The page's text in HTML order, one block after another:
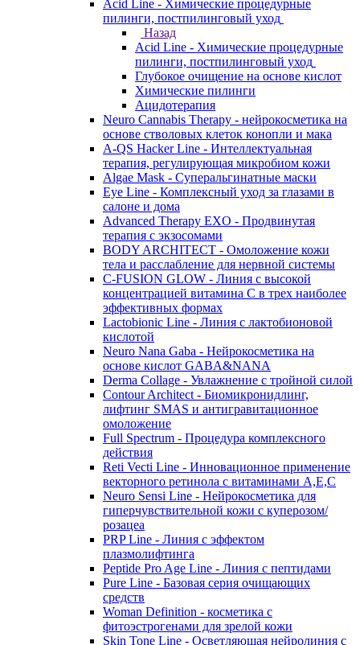
Acid Line - Химические процедурные
пилинги, постпилинговый уход
Назад
Acid Line - Химические процедурные
пилинги, постпилинговый уход
Глубокое очищение на основе кислот
Химические пилинги
Ацидотерапия
Neuro Cannabis Therapy - нейрокосметика на
основе стволовых клеток конопли и мака
A-QS Hacker Line - Интеллектуальная
терапия, регулирующая микробиом кожи
Algae Mask - Суперальгинатные маски
Eye Line - Комплексный уход за глазами в
салоне и дома
Advanced Therapy EXO - Продвинутая
терапия с экзосомами
BODY ARCHITECT - Омоложение кожи
тела и расслабление для нервной системы
C-FUSION GLOW - Линия с высокой
концентрацией витамина C в трех наиболее
эффективных формах
Lactobionic Line - Линия с лактобионовой
кислотой
Neuro Nana Gaba - Нейрокосметика на
основе кислот GABA&NANA
Derma Collage - Увлажнение с тройной силой
Contour Architect - Биомикронидлинг,
лифтинг SMAS и антигравитационное
омоложение
Full Spectrum - Процедура комплексного
действия
Reti Vecti Line - Инновационное применение
векторного ретинола с витаминами A,Е,С
Neuro Sensi Line - Нейрокосметика для
гиперчувствительной кожи с куперозом/
розацеа
PRP Line - Линия с эффектом
плазмолифтинга
Peptide Pro Age Line - Линия с пептидами
Pure Line - Базовая серия очищающих
средств
Woman Definition - косметика с
фитоэстрогенами для зрелой кожи
Skin Tone Line - Осветляющая нейролиния с